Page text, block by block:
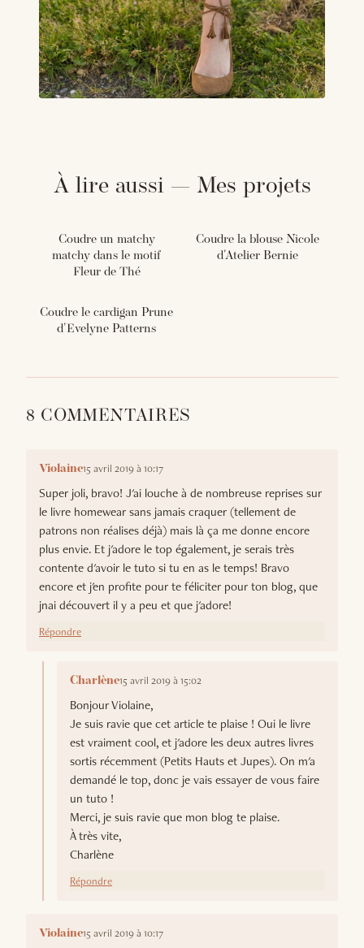
À lire aussi — Mes projets
Coudre un matchy
matchy dans le motif
Fleur de Thé
Coudre la blouse Nicole
d'Atelier Bernie
Coudre le cardigan Prune
d'Evelyne Patterns
8 COMMENTAIRES
Violaine15 avril 2019 à 10:17
Super joli, bravo! J'ai louche à de nombreuse reprises sur
le livre homewear sans jamais craquer (tellement de
patrons non réalises déjà) mais là ça me donne encore
plus envie. Et j'adore le top également, je serais très
contente d'avoir le tuto si tu en as le temps! Bravo
encore et j'en profite pour te féliciter pour ton blog, que
jnai découvert il y a peu et que j'adore!
Répondre
Charlène15 avril 2019 à 15:02
Bonjour Violaine,
Je suis ravie que cet article te plaise ! Oui le livre
est vraiment cool, et j'adore les deux autres livres
sortis récemment (Petits Hauts et Jupes). On m'a
demandé le top, donc je vais essayer de vous faire
un tuto !
Merci, je suis ravie que mon blog te plaise.
À très vite,
Charlène
Répondre
Violaine15 avril 2019 à 10:17